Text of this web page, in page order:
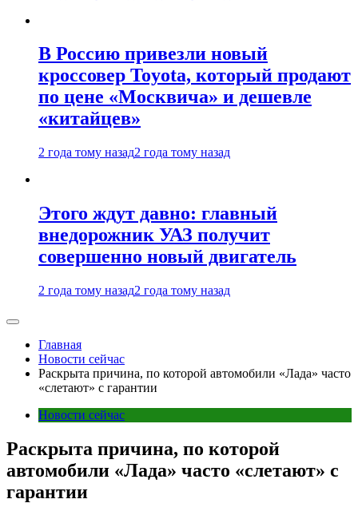
В Россию привезли новый
кроссовер Toyota, который продают
по цене «Москвича» и дешевле
«китайцев»
2 года тому назад2 года тому назад
Этого ждут давно: главный
внедорожник УАЗ получит
совершенно новый двигатель
2 года тому назад2 года тому назад
Главная
Новости сейчас
Раскрыта причина, по которой автомобили «Лада» часто
«слетают» с гарантии
Новости сейчас
Раскрыта причина, по которой
автомобили «Лада» часто «слетают» с
гарантии